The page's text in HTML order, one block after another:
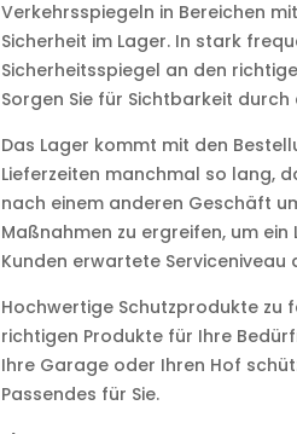
Verkehrsspiegeln in Bereichen
Sicherheit im Lager. In stark
Sicherheitsspiegel an den
Sorgen Sie für Sichtbarkeit
Das Lager kommt mit den
Lieferzeiten manchmal so lang,
nach einem anderen Geschäft
Maßnahmen zu ergreifen, um
Kunden erwartete
Hochwertige Schutzprodukte zu
richtigen Produkte für Ihre
Ihre Garage oder Ihren Hof
Passendes für Sie.